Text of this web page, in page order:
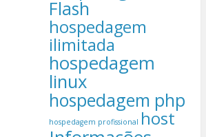
Flash
hospedagem
ilimitada
hospedagem
linux
hospedagem php
hospedagem profissional host